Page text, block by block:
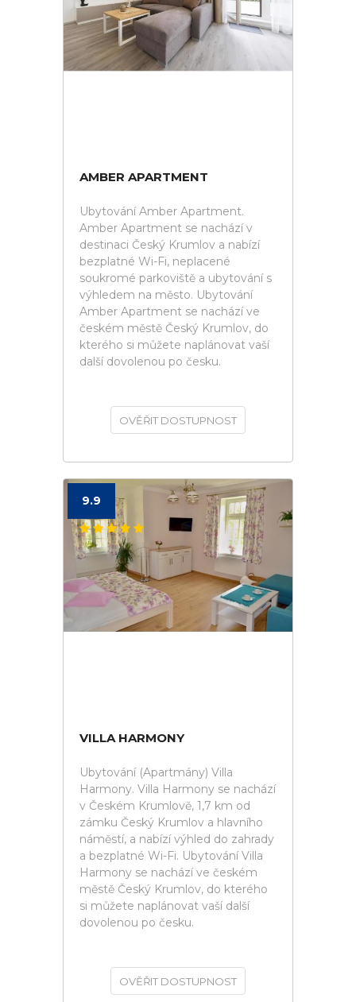
AMBER APARTMENT
Ubytování Amber Apartment.
Amber Apartment se nachází v
destinaci Český Krumlov a nabízí
bezplatné Wi-Fi, neplacené
soukromé parkoviště a ubytování s
výhledem na město. Ubytování
Amber Apartment se nachází ve
českém městě Český Krumlov, do
kterého si můžete naplánovat vaší
další dovolenou po česku.
OVĚŘIT DOSTUPNOST
9.9
VILLA HARMONY
Ubytování (Apartmány) Villa
Harmony. Villa Harmony se nachází
v Českém Krumlově, 1,7 km od
zámku Český Krumlov a hlavního
náměstí, a nabízí výhled do zahrady
a bezplatné Wi-Fi. Ubytování Villa
Harmony se nachází ve českém
městě Český Krumlov, do kterého
si můžete naplánovat vaší další
dovolenou po česku.
OVĚŘIT DOSTUPNOST